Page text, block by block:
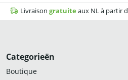
Livraison gratuite aux NL à partir
Categorieën
Boutique